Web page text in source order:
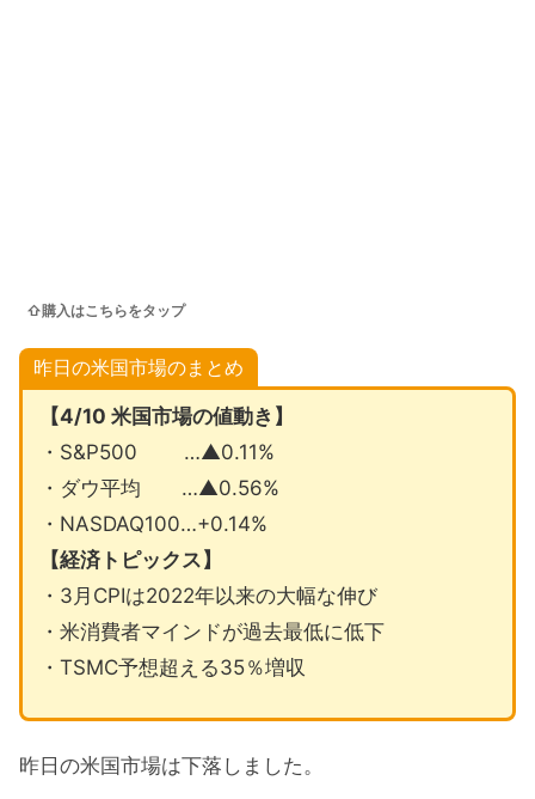
⇧購入はこちらをタップ
昨日の米国市場のまとめ
【4/10 米国市場の値動き】
・S&P500 …▲0.11%
・ダウ平均 …▲0.56%
・NASDAQ100…+0.14%
【経済トピックス】
・3月CPIは2022年以来の大幅な伸び
・米消費者マインドが過去最低に低下
・TSMC予想超える35％増収
昨日の米国市場は下落しました。